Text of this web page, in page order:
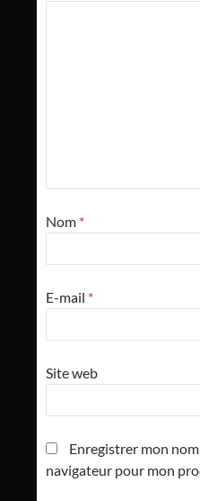
Nom *
E-mail *
Site web
Enregistrer mon
navigateur pour mon